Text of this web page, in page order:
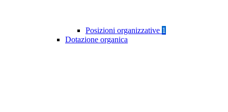
Posizioni organizzative 1
Dotazione organica